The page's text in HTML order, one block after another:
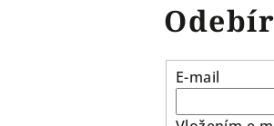
E-mail